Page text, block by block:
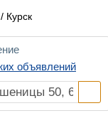
Курск
объявлений